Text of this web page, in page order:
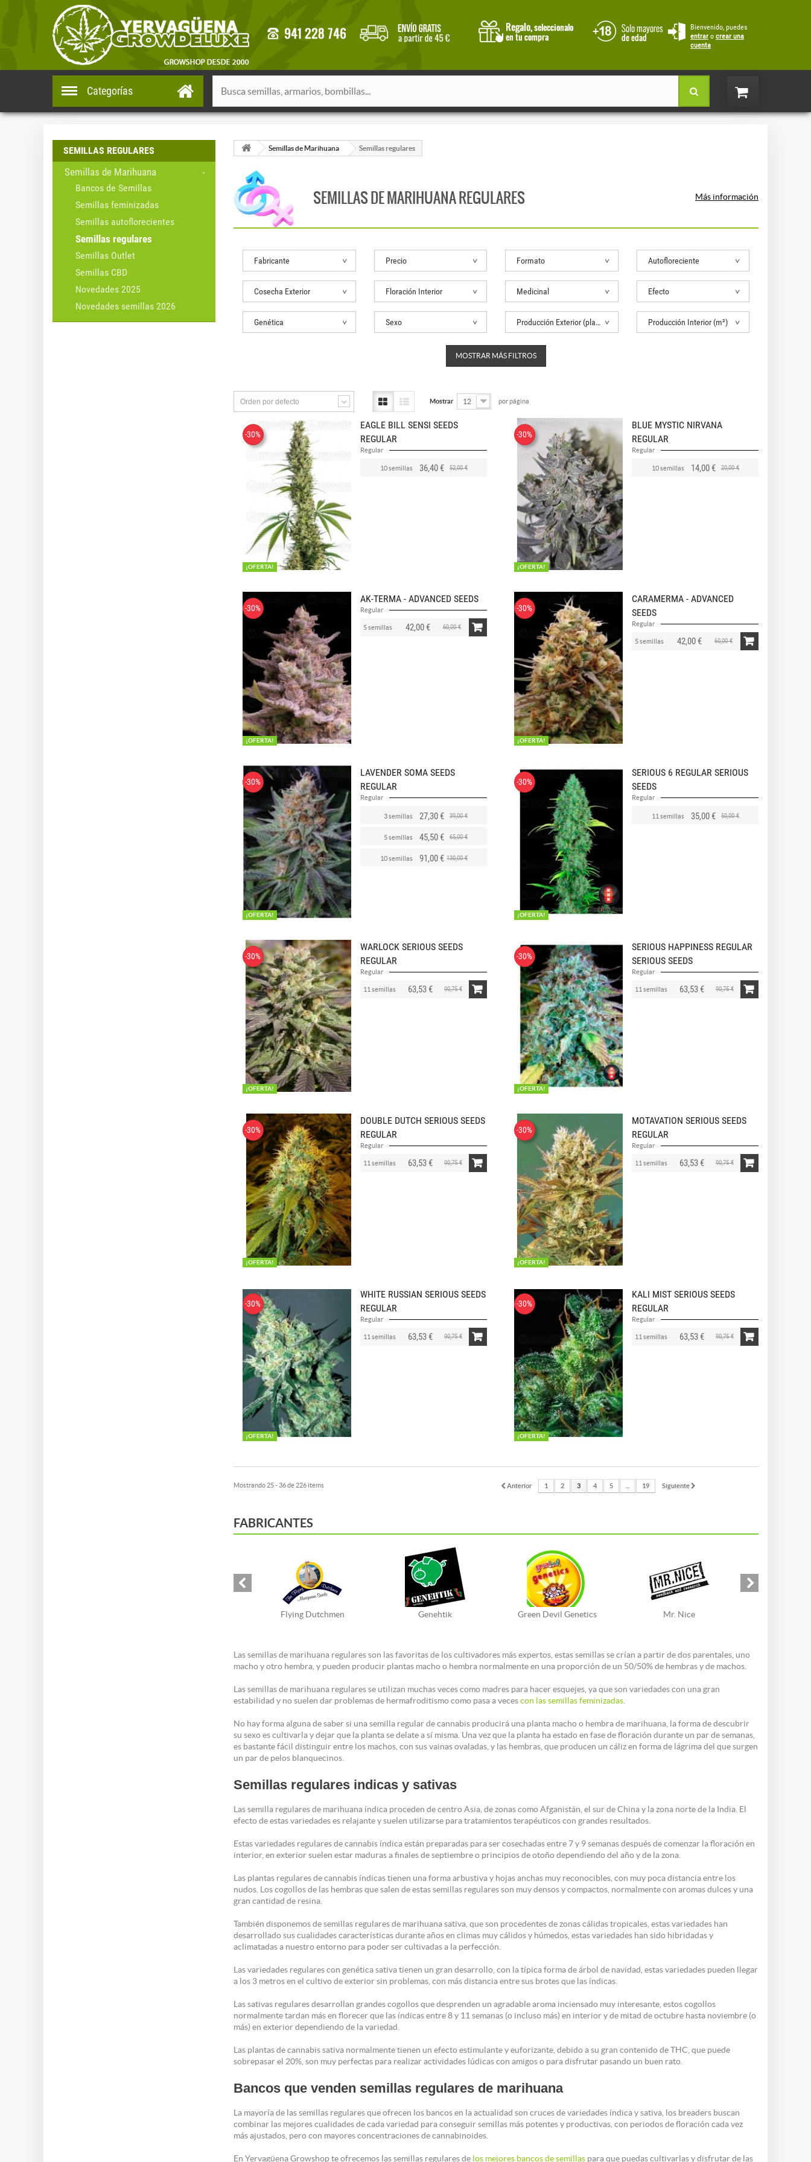
Bienvenido, puedes
entrar o crear una
cuenta
Categorías
SEMILLAS REGULARES
Semillas de Marihuana
Bancos de Semillas
Semillas feminizadas
Semillas autoflorecientes
Semillas regulares
Semillas Outlet
Semillas CBD
Novedades 2025
Novedades semillas 2026
Semillas de Marihuana Semillas regulares
SEMILLAS DE MARIHUANA REGULARES Más información
Fabricante Precio Formato Autofloreciente
Cosecha Exterior Floración Interior Medicinal Efecto
Genética Sexo Producción Exterior (planta) Producción Interior (m²)
MOSTRAR MÁS FILTROS
Orden por defecto Mostrar 12 por página
-30%
¡OFERTA!
EAGLE BILL SENSI SEEDS
REGULAR
Regular
10 semillas 36,40 € 52,00 €
-30%
¡OFERTA!
BLUE MYSTIC NIRVANA
REGULAR
Regular
10 semillas 14,00 € 20,00 €
-30%
¡OFERTA!
AK-TERMA - ADVANCED SEEDS
Regular
5 semillas 42,00 € 60,00 €
-30%
¡OFERTA!
CARAMERMA - ADVANCED
SEEDS
Regular
5 semillas 42,00 € 60,00 €
-30%
¡OFERTA!
LAVENDER SOMA SEEDS
REGULAR
Regular
3 semillas 27,30 € 39,00 €
5 semillas 45,50 € 65,00 €
10 semillas 91,00 € 130,00 €
-30%
¡OFERTA!
SERIOUS 6 REGULAR SERIOUS
SEEDS
Regular
11 semillas 35,00 € 50,00 €
-30%
¡OFERTA!
WARLOCK SERIOUS SEEDS
REGULAR
Regular
11 semillas 63,53 € 90,75 €
-30%
¡OFERTA!
SERIOUS HAPPINESS REGULAR
SERIOUS SEEDS
Regular
11 semillas 63,53 € 90,75 €
-30%
¡OFERTA!
DOUBLE DUTCH SERIOUS SEEDS
REGULAR
Regular
11 semillas 63,53 € 90,75 €
-30%
¡OFERTA!
MOTAVATION SERIOUS SEEDS
REGULAR
Regular
11 semillas 63,53 € 90,75 €
-30%
¡OFERTA!
WHITE RUSSIAN SERIOUS SEEDS
REGULAR
Regular
11 semillas 63,53 € 90,75 €
-30%
¡OFERTA!
KALI MIST SERIOUS SEEDS
REGULAR
Regular
11 semillas 63,53 € 90,75 €
Anterior 1 2 3 4 5 19 Siguiente
Mostrando 25 - 36 de 226 items
FABRICANTES
Flying Dutchmen Genehtik Green Devil Genetics Mr. Nice
Las semillas de marihuana regulares son las favoritas de los cultivadores más expertos, estas semillas se crían a partir de dos parentales, uno
macho y otro hembra, y pueden producir plantas macho o hembra normalmente en una proporción de un 50/50% de hembras y de machos.
Las semillas de marihuana regulares se utilizan muchas veces como madres para hacer esquejes, ya que son variedades con una gran
estabilidad y no suelen dar problemas de hermafroditismo como pasa a vecescon las semillas feminizadas.
No hay forma alguna de saber si una semilla regular de cannabis producirá una planta macho o hembra de marihuana, la forma de descubrir
su sexo es cultivarla y dejar que la planta se delate a sí misma. Una vez que la planta ha estado en fase de floración durante un par de semanas,
es bastante fácil distinguir entre los machos, con sus vainas ovaladas, y las hembras, que producen un cáliz en forma de lágrima del que surgen
un par de pelos blanquecinos.
Semillas regulares indicas y sativas
Las semilla regulares de marihuana índica proceden de centro Asia, de zonas como Afganistán, el sur de China y la zona norte de la India. El
efecto de estas variedades es relajante y suelen utilizarse para tratamientos terapéuticos con grandes resultados.
Estas variedades regulares de cannabis índica están preparadas para ser cosechadas entre 7 y 9 semanas después de comenzar la floración en
interior, en exterior suelen estar maduras a finales de septiembre o principios de otoño dependiendo del año y de la zona.
Las plantas regulares de cannabis índicas tienen una forma arbustiva y hojas anchas muy reconocibles, con muy poca distancia entre los
nudos. Los cogollos de las hembras que salen de estas semillas regulares son muy densos y compactos, normalmente con aromas dulces y una
gran cantidad de resina.
También disponemos de semillas regulares de marihuana sativa, que son procedentes de zonas cálidas tropicales, estas variedades han
desarrollado sus cualidades características durante años en climas muy cálidos y húmedos, estas variedades han sido hibridadas y
aclimatadas a nuestro entorno para poder ser cultivadas a la perfección.
Las variedades regulares con genética sativa tienen un gran desarrollo, con la típica forma de árbol de navidad, estas variedades pueden llegar
a los 3 metros en el cultivo de exterior sin problemas, con más distancia entre sus brotes que las índicas.
Las sativas regulares desarrollan grandes cogollos que desprenden un agradable aroma inciensado muy interesante, estos cogollos
normalmente tardan más en florecer que las índicas entre 8 y 11 semanas (o incluso más) en interior y de mitad de octubre hasta noviembre (o
más) en exterior dependiendo de la variedad.
Las plantas de cannabis sativa normalmente tienen un efecto estimulante y euforizante, debido a su gran contenido de THC, que puede
sobrepasar el 20%, son muy perfectas para realizar actividades lúdicas con amigos o para disfrutar pasando un buen rato.
Bancos que venden semillas regulares de marihuana
La mayoría de las semillas regulares que ofrecen los bancos en la actualidad son cruces de variedades índica y sativa, los breaders buscan
combinar las mejores cualidades de cada variedad para conseguir semillas más potentes y productivas, con periodos de floración cada vez
más ajustados, pero con mayores concentraciones de cannabinoides.
En Yervagüena Growshop te ofrecemos las semillas regulares de los mejores bancos de semillas para que puedas cultivarlas y disfrutar de las